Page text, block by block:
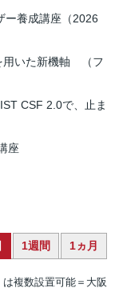
ー養成講座（2026
用いた新機軸 （フ
CSF 2.0で、止ま
座
1週間 1ヵ月
は複数設置可能＝大阪